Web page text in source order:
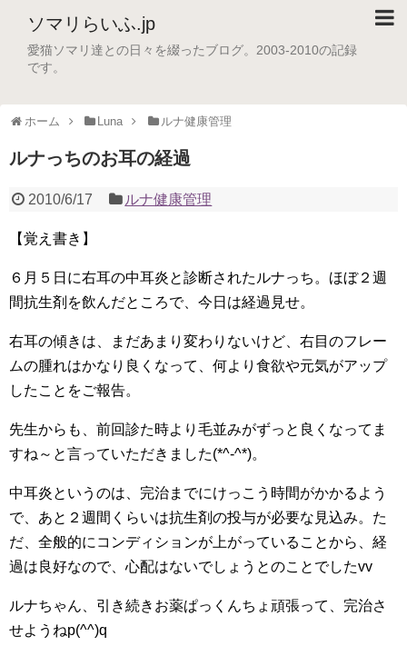
ソマリらいふ.jp
愛猫ソマリ達との日々を綴ったブログ。2003-2010の記録
です。
ホーム Luna ルナ健康管理
ルナっちのお耳の経過
2010/6/17 ルナ健康管理
【覚え書き】
６月５日に右耳の中耳炎と診断されたルナっち。ほぼ２週
間抗生剤を飲んだところで、今日は経過見せ。
右耳の傾きは、まだあまり変わりないけど、右目のフレー
ムの腫れはかなり良くなって、何より食欲や元気がアップ
したことをご報告。
先生からも、前回診た時より毛並みがずっと良くなってま
すね～と言っていただきました(*^-^*)。
中耳炎というのは、完治までにけっこう時間がかかるよう
で、あと２週間くらいは抗生剤の投与が必要な見込み。た
だ、全般的にコンディションが上がっていることから、経
過は良好なので、心配はないでしょうとのことでしたvv
ルナちゃん、引き続きお薬ぱっくんちょ頑張って、完治さ
せようねp(^^)q